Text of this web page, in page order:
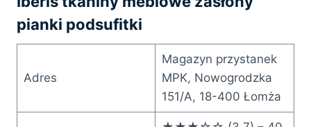
pianki podsufitki
Adres
Magazyn przystanek
MPK, Nowogrodzka
151/A, 18-400 Łomża